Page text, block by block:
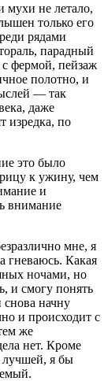
мухи не летало,
только его
рядами
парадный
фермой, пейзаж
полотно, и
— так
даже
изредка, по
это было
к ужину, чем
и
внимание
мне, я
гневаюсь. Какая
ночами, но
и смогу понять
начну
и происходит с
же
нет. Кроме
лучшей, я бы